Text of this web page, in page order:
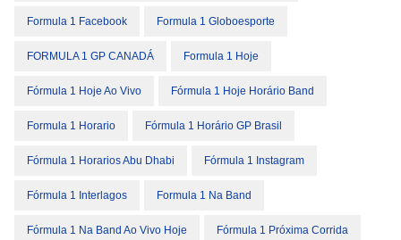
Formula 1 Facebook Formula 1 Globoesporte
FORMULA 1 GP CANADÁ Formula 1 Hoje
Fórmula 1 Hoje Ao Vivo Fórmula 1 Hoje Horário Band
Formula 1 Horario Fórmula 1 Horário GP Brasil
Fórmula 1 Horarios Abu Dhabi Fórmula 1 Instagram
Fórmula 1 Interlagos Formula 1 Na Band
Fórmula 1 Na Band Ao Vivo Hoje Fórmula 1 Próxima Corrida